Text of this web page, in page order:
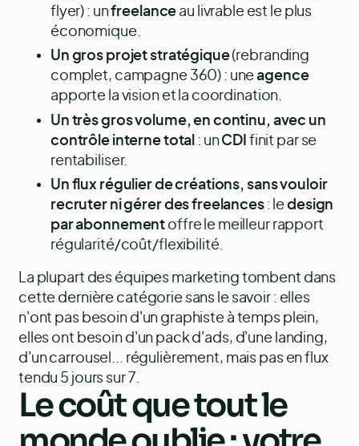
flyer) : unfreelance au livrable est le plus
économique.
Un gros projet stratégique(rebranding
complet, campagne 360) : uneagence
apporte la vision et la coordination.
Un très gros volume, en continu, avec un
contrôle interne total : unCDI finit par se
rentabiliser.
Un flux régulier de créations, sans vouloir
recruter ni gérer des freelances: ledesign
par abonnement offre le meilleur rapport
régularité/coût/flexibilité.
La plupart des équipes marketing tombent dans
cette dernière catégorie sans le savoir : elles
n'ont pas besoin d'un graphiste à temps plein,
elles ont besoin d'un pack d'ads, d'une landing,
d'un carrousel... régulièrement, mais pas en flux
tendu 5 jours sur 7.
Le coût que tout le